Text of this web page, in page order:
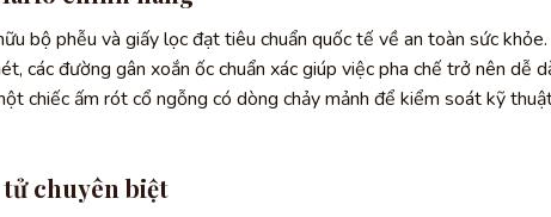
bộ phễu và giấy lọc đạt tiêu chuẩn quốc tế về an toàn sức khỏe.
các đường gân xoắn ốc chuẩn xác giúp việc pha chế trở nên dễ
chiếc ấm rót cổ ngỗng có dòng chảy mảnh để kiểm soát kỹ
chuyên biệt